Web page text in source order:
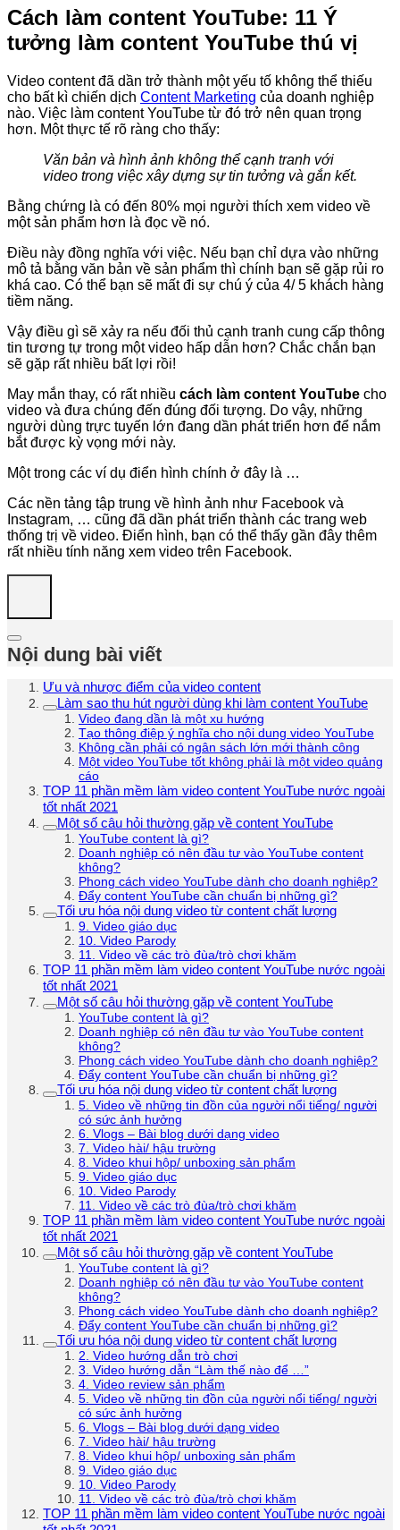
Cách làm content YouTube: 11 Ý
tưởng làm content YouTube thú vị
Video content đã dần trở thành một yếu tố không thể thiếu
cho bất kì chiến dịch Content Marketing của doanh nghiệp
nào. Việc làm content YouTube từ đó trở nên quan trọng
hơn. Một thực tế rõ ràng cho thấy:
Văn bản và hình ảnh không thể cạnh tranh với
video trong việc xây dựng sự tin tưởng và gắn kết.
Bằng chứng là có đến 80% mọi người thích xem video về
một sản phẩm hơn là đọc về nó.
Điều này đồng nghĩa với việc. Nếu bạn chỉ dựa vào những
mô tả bằng văn bản về sản phẩm thì chính bạn sẽ gặp rủi ro
khá cao. Có thể bạn sẽ mất đi sự chú ý của 4/ 5 khách hàng
tiềm năng.
Vậy điều gì sẽ xảy ra nếu đối thủ cạnh tranh cung cấp thông
tin tương tự trong một video hấp dẫn hơn? Chắc chắn bạn
sẽ gặp rất nhiều bất lợi rồi!
May mắn thay, có rất nhiều cách làm content YouTube cho
video và đưa chúng đến đúng đối tượng. Do vậy, những
người dùng trực tuyến lớn đang dần phát triển hơn để nắm
bắt được kỳ vọng mới này.
Một trong các ví dụ điển hình chính ở đây là …
Các nền tảng tập trung về hình ảnh như Facebook và
Instagram, … cũng đã dần phát triển thành các trang web
thống trị về video. Điển hình, bạn có thể thấy gần đây thêm
rất nhiều tính năng xem video trên Facebook.
Nội dung bài viết
Ưu và nhược điểm của video content
Làm sao thu hút người dùng khi làm content YouTube
Video đang dần là một xu hướng
Tạo thông điệp ý nghĩa cho nội dung video YouTube
Không cần phải có ngân sách lớn mới thành công
Một video YouTube tốt không phải là một video quảng
cáo
TOP 11 phần mềm làm video content YouTube nước ngoài
tốt nhất 2021
Một số câu hỏi thường gặp về content YouTube
YouTube content là gì?
Doanh nghiệp có nên đầu tư vào YouTube content
không?
Phong cách video YouTube dành cho doanh nghiệp?
Đẩy content YouTube cần chuẩn bị những gì?
Tối ưu hóa nội dung video từ content chất lượng
9. Video giáo dục
10. Video Parody
11. Video về các trò đùa/trò chơi khăm
TOP 11 phần mềm làm video content YouTube nước ngoài
tốt nhất 2021
Một số câu hỏi thường gặp về content YouTube
YouTube content là gì?
Doanh nghiệp có nên đầu tư vào YouTube content
không?
Phong cách video YouTube dành cho doanh nghiệp?
Đẩy content YouTube cần chuẩn bị những gì?
Tối ưu hóa nội dung video từ content chất lượng
5. Video về những tin đồn của người nổi tiếng/ người
có sức ảnh hưởng
6. Vlogs – Bài blog dưới dạng video
7. Video hài/ hậu trường
8. Video khui hộp/ unboxing sản phẩm
9. Video giáo dục
10. Video Parody
11. Video về các trò đùa/trò chơi khăm
TOP 11 phần mềm làm video content YouTube nước ngoài
tốt nhất 2021
Một số câu hỏi thường gặp về content YouTube
YouTube content là gì?
Doanh nghiệp có nên đầu tư vào YouTube content
không?
Phong cách video YouTube dành cho doanh nghiệp?
Đẩy content YouTube cần chuẩn bị những gì?
Tối ưu hóa nội dung video từ content chất lượng
2. Video hướng dẫn trò chơi
3. Video hướng dẫn “Làm thế nào để …”
4. Video review sản phẩm
5. Video về những tin đồn của người nổi tiếng/ người
có sức ảnh hưởng
6. Vlogs – Bài blog dưới dạng video
7. Video hài/ hậu trường
8. Video khui hộp/ unboxing sản phẩm
9. Video giáo dục
10. Video Parody
11. Video về các trò đùa/trò chơi khăm
TOP 11 phần mềm làm video content YouTube nước ngoài